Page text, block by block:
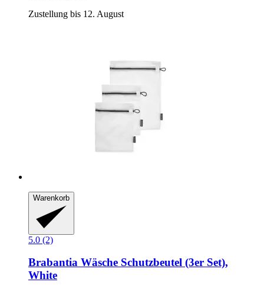
Zustellung bis 12. August
Warenkorb
5.0 (2)
Brabantia Wäsche Schutzbeutel (3er Set),
White